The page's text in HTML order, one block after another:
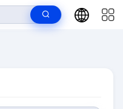
Co.,Limited Producten Online